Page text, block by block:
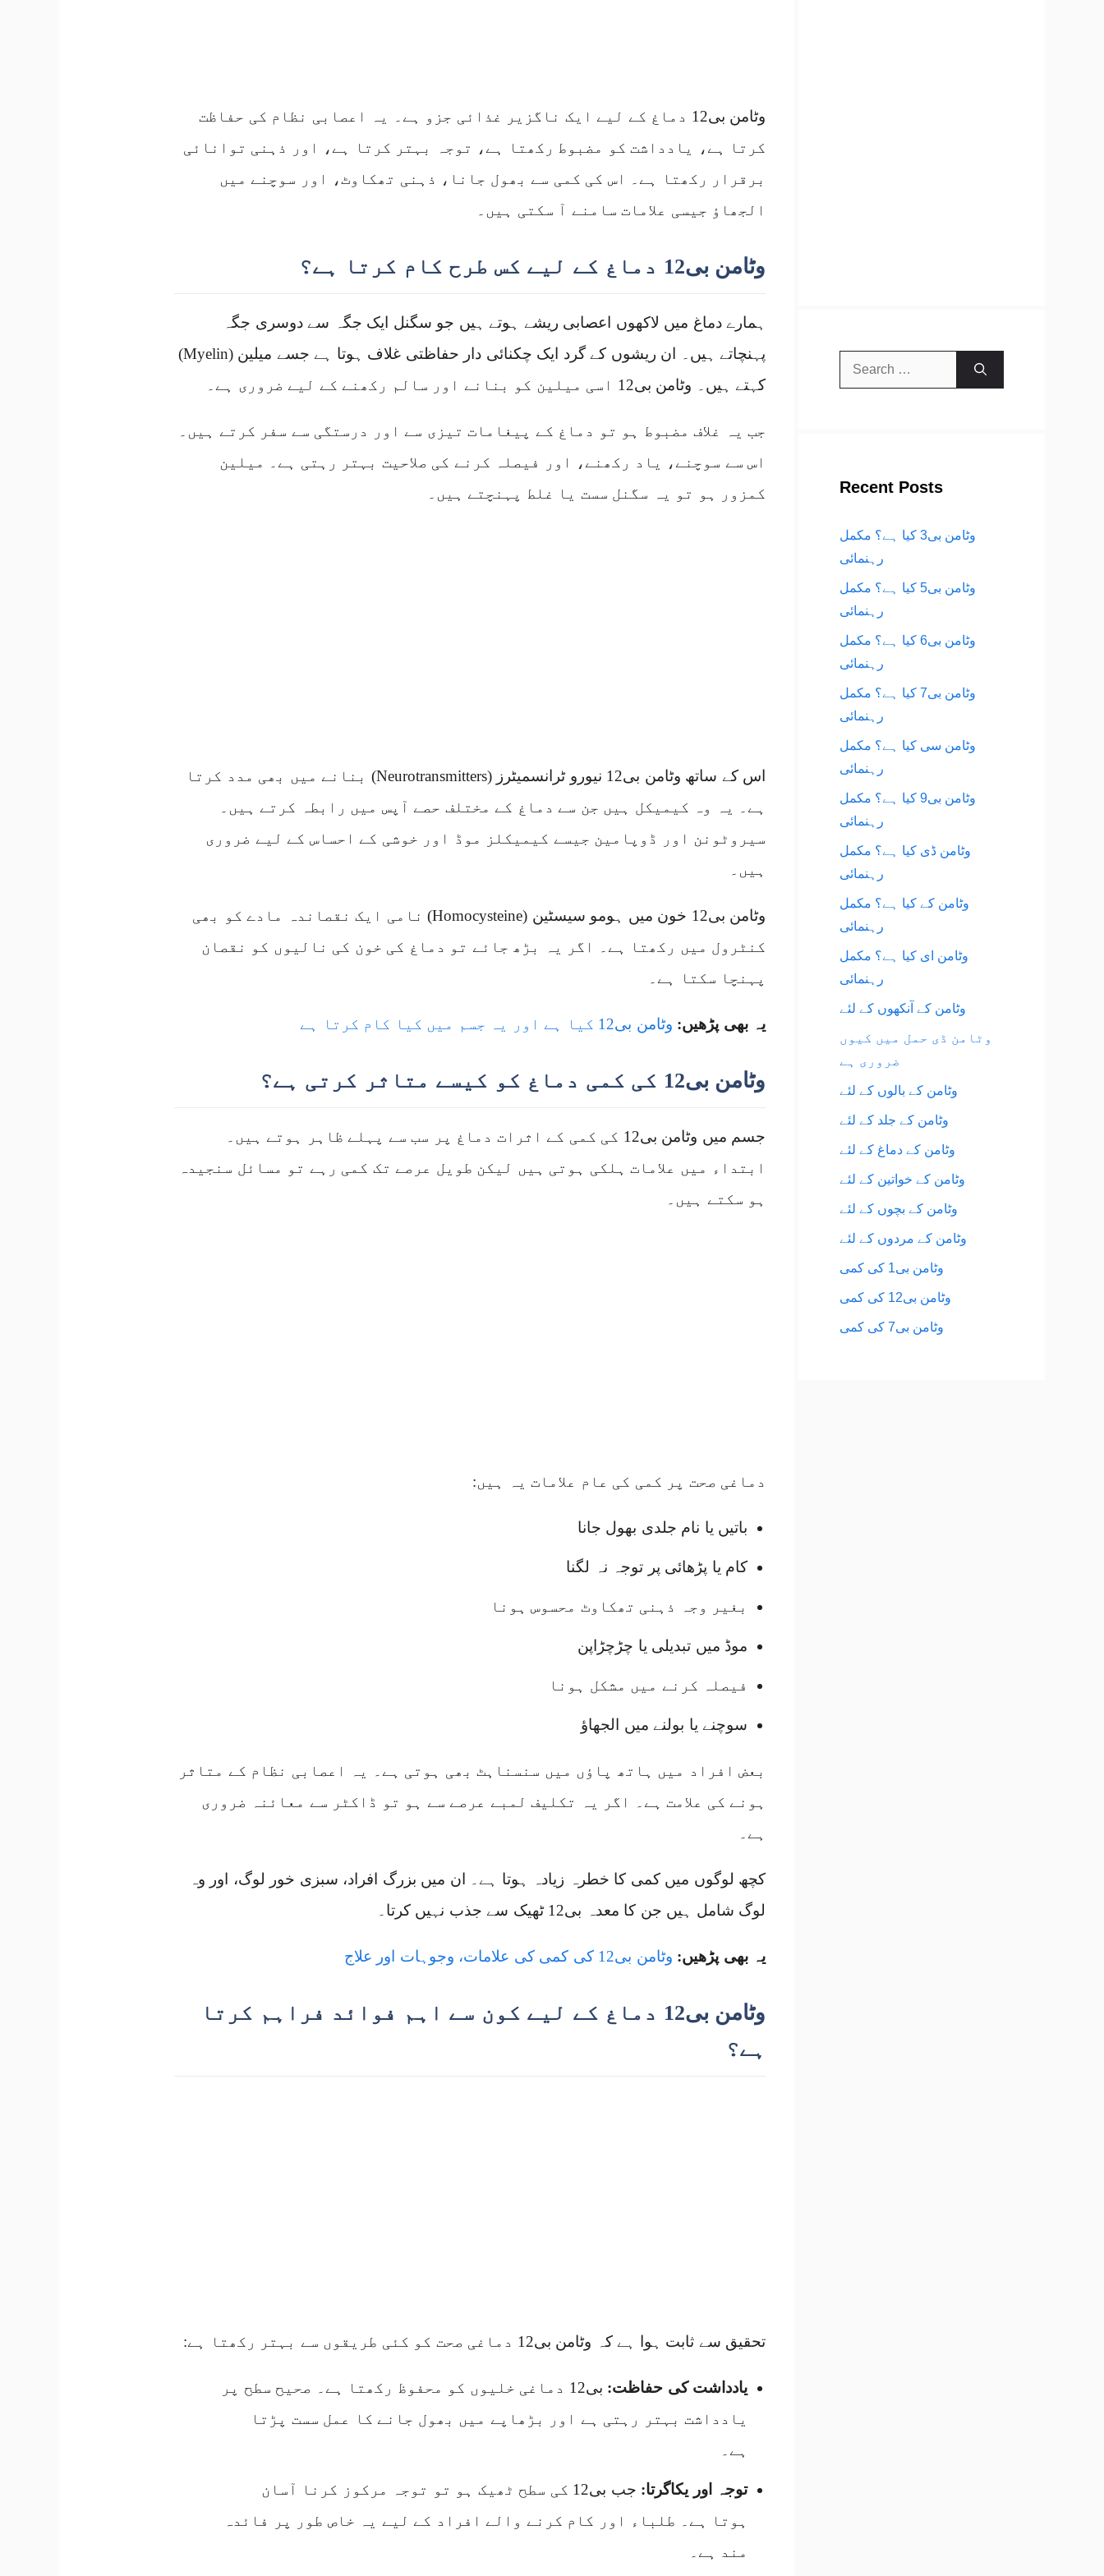
وٹامن بی12 دماغ کے لیے ایک ناگزیر غذائی جزو ہے۔ یہ اعصابی نظام کی حفاظت
کرتا ہے، یادداشت کو مضبوط رکھتا ہے، توجہ بہتر کرتا ہے، اور ذہنی توانائی
برقرار رکھتا ہے۔ اس کی کمی سے بھول جانا، ذہنی تھکاوٹ، اور سوچنے میں
الجھاؤ جیسی علامات سامنے آ سکتی ہیں۔
وٹامن بی12 دماغ کے لیے کس طرح کام کرتا ہے؟
ہمارے دماغ میں لاکھوں اعصابی ریشے ہوتے ہیں جو سگنل ایک جگہ سے دوسری جگہ
پہنچاتے ہیں۔ ان ریشوں کے گرد ایک چکنائی دار حفاظتی غلاف ہوتا ہے جسے میلین (Myelin)
کہتے ہیں۔ وٹامن بی12 اسی میلین کو بنانے اور سالم رکھنے کے لیے ضروری ہے۔
جب یہ غلاف مضبوط ہو تو دماغ کے پیغامات تیزی سے اور درستگی سے سفر کرتے ہیں۔
اس سے سوچنے، یاد رکھنے، اور فیصلہ کرنے کی صلاحیت بہتر رہتی ہے۔ میلین
کمزور ہو تو یہ سگنل سست یا غلط پہنچتے ہیں۔
اس کے ساتھ وٹامن بی12 نیورو ٹرانسمیٹرز (Neurotransmitters) بنانے میں بھی مدد کرتا
ہے۔ یہ وہ کیمیکل ہیں جن سے دماغ کے مختلف حصے آپس میں رابطہ کرتے ہیں۔
سیروٹونن اور ڈوپامین جیسے کیمیکلز موڈ اور خوشی کے احساس کے لیے ضروری
ہیں۔
وٹامن بی12 خون میں ہومو سیسٹین (Homocysteine) نامی ایک نقصاندہ مادے کو بھی
کنٹرول میں رکھتا ہے۔ اگر یہ بڑھ جائے تو دماغ کی خون کی نالیوں کو نقصان
پہنچا سکتا ہے۔
یہ بھی پڑھیں: وٹامن بی12 کیا ہے اور یہ جسم میں کیا کام کرتا ہے
وٹامن بی12 کی کمی دماغ کو کیسے متاثر کرتی ہے؟
جسم میں وٹامن بی12 کی کمی کے اثرات دماغ پر سب سے پہلے ظاہر ہوتے ہیں۔
ابتداء میں علامات ہلکی ہوتی ہیں لیکن طویل عرصے تک کمی رہے تو مسائل سنجیدہ
ہو سکتے ہیں۔
دماغی صحت پر کمی کی عام علامات یہ ہیں:
باتیں یا نام جلدی بھول جانا
کام یا پڑھائی پر توجہ نہ لگنا
بغیر وجہ ذہنی تھکاوٹ محسوس ہونا
موڈ میں تبدیلی یا چڑچڑاپن
فیصلہ کرنے میں مشکل ہونا
سوچنے یا بولنے میں الجھاؤ
بعض افراد میں ہاتھ پاؤں میں سنسناہٹ بھی ہوتی ہے۔ یہ اعصابی نظام کے متاثر
ہونے کی علامت ہے۔ اگر یہ تکلیف لمبے عرصے سے ہو تو ڈاکٹر سے معائنہ ضروری
ہے۔
کچھ لوگوں میں کمی کا خطرہ زیادہ ہوتا ہے۔ ان میں بزرگ افراد، سبزی خور لوگ، اور وہ
لوگ شامل ہیں جن کا معدہ بی12 ٹھیک سے جذب نہیں کرتا۔
یہ بھی پڑھیں: وٹامن بی12 کی کمی کی علامات، وجوہات اور علاج
وٹامن بی12 دماغ کے لیے کون سے اہم فوائد فراہم کرتا
ہے؟
تحقیق سے ثابت ہوا ہے کہ وٹامن بی12 دماغی صحت کو کئی طریقوں سے بہتر رکھتا ہے:
یادداشت کی حفاظت:
بی12 دماغی خلیوں کو محفوظ رکھتا ہے۔ صحیح سطح پر
یادداشت بہتر رہتی ہے اور بڑھاپے میں بھول جانے کا عمل سست پڑتا
ہے۔
توجہ اور یکاگرتا:
جب بی12 کی سطح ٹھیک ہو تو توجہ مرکوز کرنا آسان
ہوتا ہے۔ طلباء اور کام کرنے والے افراد کے لیے یہ خاص طور پر فائدہ
مند ہے۔
Search
Recent Posts
وٹامن بی3 کیا ہے؟ مکمل
رہنمائی
وٹامن بی5 کیا ہے؟ مکمل
رہنمائی
وٹامن بی6 کیا ہے؟ مکمل
رہنمائی
وٹامن بی7 کیا ہے؟ مکمل
رہنمائی
وٹامن سی کیا ہے؟ مکمل
رہنمائی
وٹامن بی9 کیا ہے؟ مکمل
رہنمائی
وٹامن ڈی کیا ہے؟ مکمل
رہنمائی
وٹامن کے کیا ہے؟ مکمل
رہنمائی
وٹامن ای کیا ہے؟ مکمل
رہنمائی
وٹامن کے آنکھوں کے لئے
وٹامن ڈی حمل میں کیوں
ضروری ہے
وٹامن کے بالوں کے لئے
وٹامن کے جلد کے لئے
وٹامن کے دماغ کے لئے
وٹامن کے خواتین کے لئے
وٹامن کے بچوں کے لئے
وٹامن کے مردوں کے لئے
وٹامن بی1 کی کمی
وٹامن بی12 کی کمی
وٹامن بی7 کی کمی